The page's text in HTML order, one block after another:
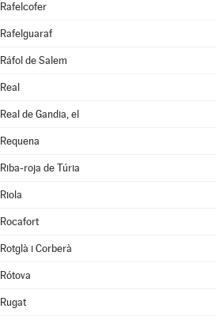
Rafelcofer
Rafelguaraf
Ráfol de Salem
Real
Real de Gandia, el
Requena
Riba-roja de Túria
Riola
Rocafort
Rotglà i Corberà
Rótova
Rugat